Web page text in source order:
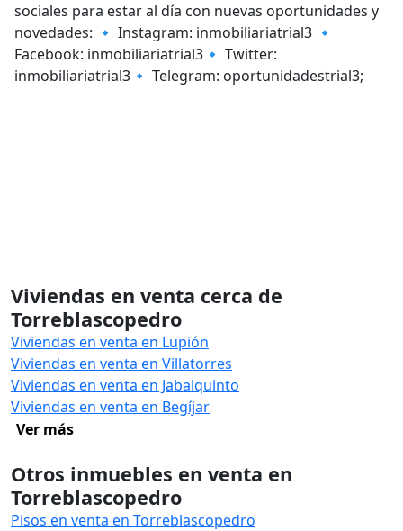
sociales para estar al día con nuevas oportunidades y
novedades: 🔹 Instagram: inmobiliariatrial3 🔹
Facebook: inmobiliariatrial3🔹 Twitter:
inmobiliariatrial3🔹 Telegram: oportunidadestrial3;
Viviendas en venta cerca de
Torreblascopedro
Viviendas en venta en Lupión
Viviendas en venta en Villatorres
Viviendas en venta en Jabalquinto
Viviendas en venta en Begíjar
Ver más
Otros inmuebles en venta en
Torreblascopedro
Pisos en venta en Torreblascopedro